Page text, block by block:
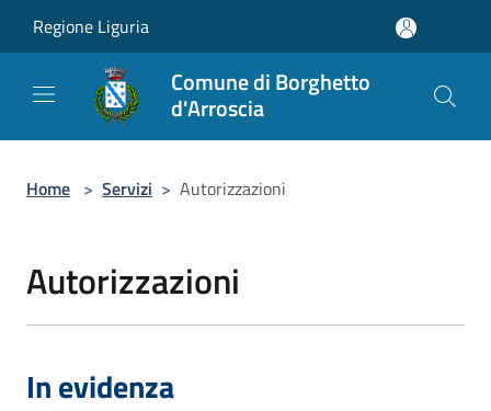
Regione Liguria
Comune di Borghetto
d'Arroscia
Home > Servizi > Autorizzazioni
Autorizzazioni
In evidenza